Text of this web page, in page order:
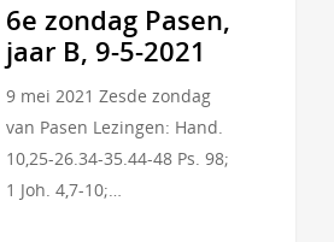
6e zondag Pasen,
jaar B, 9-5-2021
9 mei 2021 Zesde zondag
van Pasen Lezingen: Hand.
10,25-26.34-35.44-48 Ps. 98;
1 Joh. 4,7-10;…